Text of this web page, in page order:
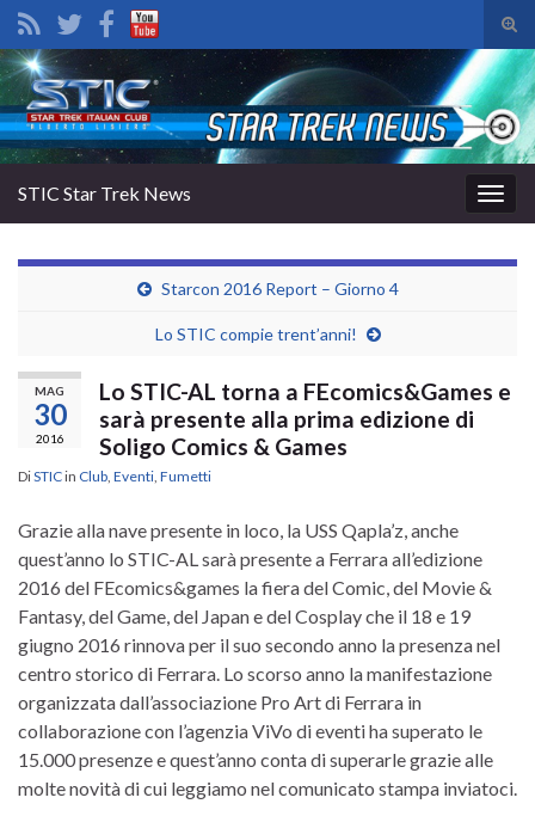
il
di
Search for:
la
STIC Star Trek News
Starcon 2016 Report – Giorno 4
Lo STIC compie trent’anni!
MAG
30
2016
Lo STIC-AL torna a FEcomics&Games e
sarà presente alla prima edizione di
Soligo Comics & Games
DiSTICin Club Eventi Fumetti
Grazie alla nave presente in loco, la USS Qapla’z, anche
quest’anno lo STIC-AL sarà presente a Ferrara all’edizione
2016 del FEcomics&games la fiera del Comic, del Movie &
Fantasy, del Game, del Japan e del Cosplay che il 18 e 19
giugno 2016 rinnova per il suo secondo anno la presenza nel
centro storico di Ferrara. Lo scorso anno la manifestazione
organizzata dall’associazione Pro Art di Ferrara in
collaborazione con l’agenzia ViVo di eventi ha superato le
15.000 presenze e quest’anno conta di superarle grazie alle
molte novità di cui leggiamo nel comunicato stampa inviatoci.